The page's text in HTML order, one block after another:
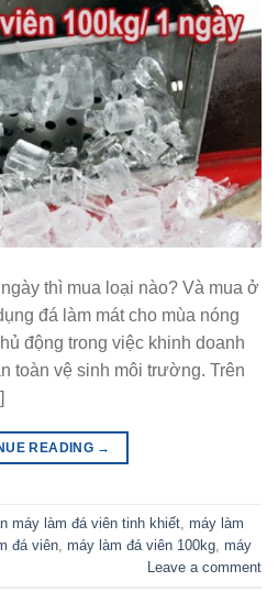
thì mua loại nào? Và mua ở
đá làm mát cho mùa nóng
động trong việc khinh doanh
toàn vệ sinh môi trường. Trên
READING →
máy làm đá viên tinh khiết máy làm
đá viên máy làm đá viên 100kg máy
Leave a comment